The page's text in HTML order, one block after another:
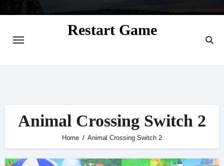
Restart Game
Animal Crossing Switch 2
Home Animal Crossing Switch 2